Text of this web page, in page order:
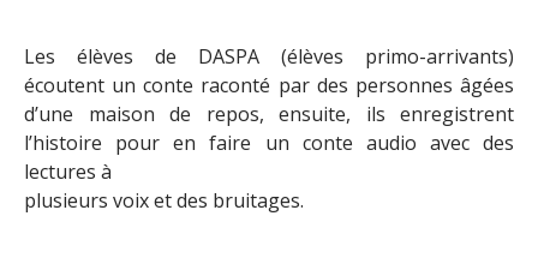
Les élèves de DASPA (élèves primo-arrivants)
écoutent un conte raconté par des personnes âgées
d’une maison de repos, ensuite, ils enregistrent
l’histoire pour en faire un conte audio avec des
lectures à
plusieurs voix et des bruitages.